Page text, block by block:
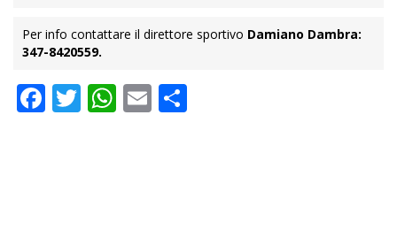
Per info contattare il direttore sportivo Damiano Dambra:
347-8420559.
Facebook
Twitter
WhatsApp
Email